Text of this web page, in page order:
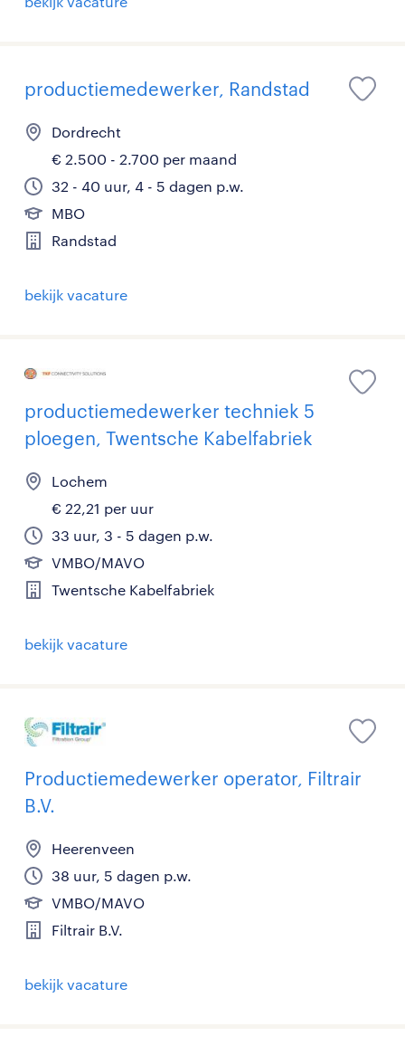
productiemedewerker, Randstad
Dordrecht
€ 2.500 - 2.700 per maand
32 - 40 uur, 4 - 5 dagen p.w.
MBO
Randstad
bekijk vacature
productiemedewerker techniek 5
ploegen, Twentsche Kabelfabriek
Lochem
€ 22,21 per uur
33 uur, 3 - 5 dagen p.w.
VMBO/MAVO
Twentsche Kabelfabriek
bekijk vacature
Productiemedewerker operator, Filtrair
B.V.
Heerenveen
38 uur, 5 dagen p.w.
VMBO/MAVO
Filtrair B.V.
bekijk vacature